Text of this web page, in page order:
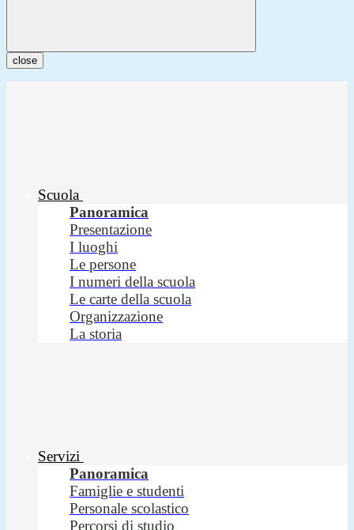
close
Scuola
Panoramica
Presentazione
I luoghi
Le persone
I numeri della scuola
Le carte della scuola
Organizzazione
La storia
Servizi
Panoramica
Famiglie e studenti
Personale scolastico
Percorsi di studio